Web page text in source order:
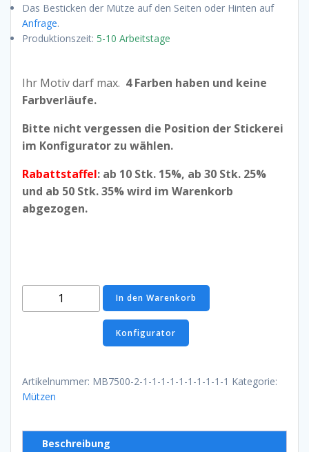
Das Besticken der Mütze auf den Seiten oder Hinten auf
Anfrage.
Produktionszeit: 5-10 Arbeitstage
Ihr Motiv darf max. 4 Farben haben und keine
Farbverläufe.
Bitte nicht vergessen die Position der Stickerei
im Konfigurator zu wählen.
Rabattstaffel: ab 10 Stk. 15%, ab 30 Stk. 25%
und ab 50 Stk. 35% wird im Warenkorb
abgezogen.
Cap
In den Warenkorb
Konfigurator
Artikelnummer: MB7500-2-1-1-1-1-1-1-1-1-1-1 Kategorie:
Mützen
Beschreibung